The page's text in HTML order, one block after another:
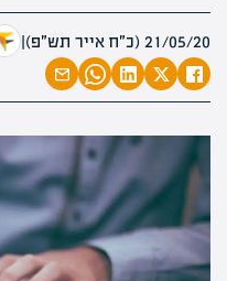
21/05/20 (כ״ח אייר תש״פ) |